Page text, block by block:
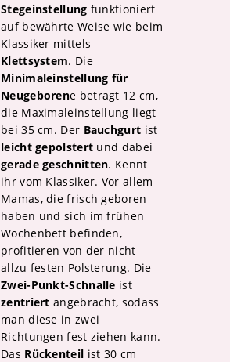
Stegeinstellung funktioniert
auf bewährte Weise wie beim
Klassiker mittels
Klettsystem. Die
Minimaleinstellung für
Neugeborene beträgt 12 cm,
die Maximaleinstellung liegt
bei 35 cm. Der Bauchgurt ist
leicht gepolstert und dabei
gerade geschnitten. Kennt
ihr vom Klassiker. Vor allem
Mamas, die frisch geboren
haben und sich im frühen
Wochenbett befinden,
profitieren von der nicht
allzu festen Polsterung. Die
Zwei-Punkt-Schnalle ist
zentriert angebracht, sodass
man diese in zwei
Richtungen fest ziehen kann.
Das Rückenteil ist 30 cm